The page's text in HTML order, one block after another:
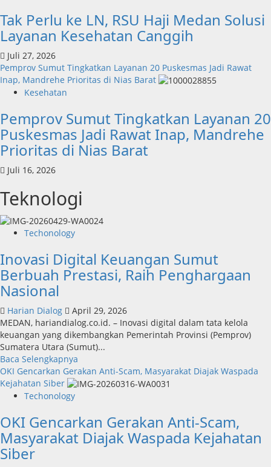
Tak Perlu ke LN, RSU Haji Medan Solusi
Layanan Kesehatan Canggih
Juli 27, 2026
Pemprov Sumut Tingkatkan Layanan 20 Puskesmas Jadi Rawat
Inap, Mandrehe Prioritas di Nias Barat
Kesehatan
Pemprov Sumut Tingkatkan Layanan 20
Puskesmas Jadi Rawat Inap, Mandrehe
Prioritas di Nias Barat
Juli 16, 2026
Teknologi
Techonology
Inovasi Digital Keuangan Sumut
Berbuah Prestasi, Raih Penghargaan
Nasional
Harian Dialog
April 29, 2026
MEDAN, hariandialog.co.id. – Inovasi digital dalam tata kelola
keuangan yang dikembangkan Pemerintah Provinsi (Pemprov)
Sumatera Utara (Sumut)...
Baca Selengkapnya
more
about
Keuangan
Sumut
Berbuah
OKI Gencarkan Gerakan Anti-Scam, Masyarakat Diajak Waspada
Kejahatan Siber
Techonology
OKI Gencarkan Gerakan Anti-Scam,
Masyarakat Diajak Waspada Kejahatan
Siber